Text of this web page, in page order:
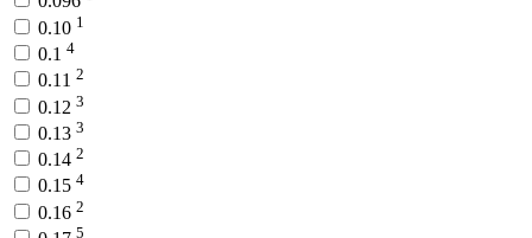
0.10 1
0.1 4
0.11 2
0.12 3
0.13 3
0.14 2
0.15 4
0.16 2
5